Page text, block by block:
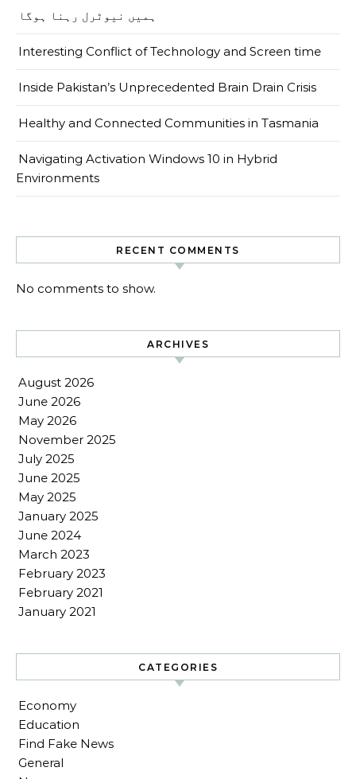
ہمیں نیوٹرل رہنا ہوگا
Interesting Conflict of Technology and Screen time
Inside Pakistan’s Unprecedented Brain Drain Crisis
Healthy and Connected Communities in Tasmania
Navigating Activation Windows 10 in Hybrid
Environments
RECENT COMMENTS
No comments to show.
ARCHIVES
August 2026
June 2026
May 2026
November 2025
July 2025
June 2025
May 2025
January 2025
June 2024
March 2023
February 2023
February 2021
January 2021
CATEGORIES
Economy
Education
Find Fake News
General